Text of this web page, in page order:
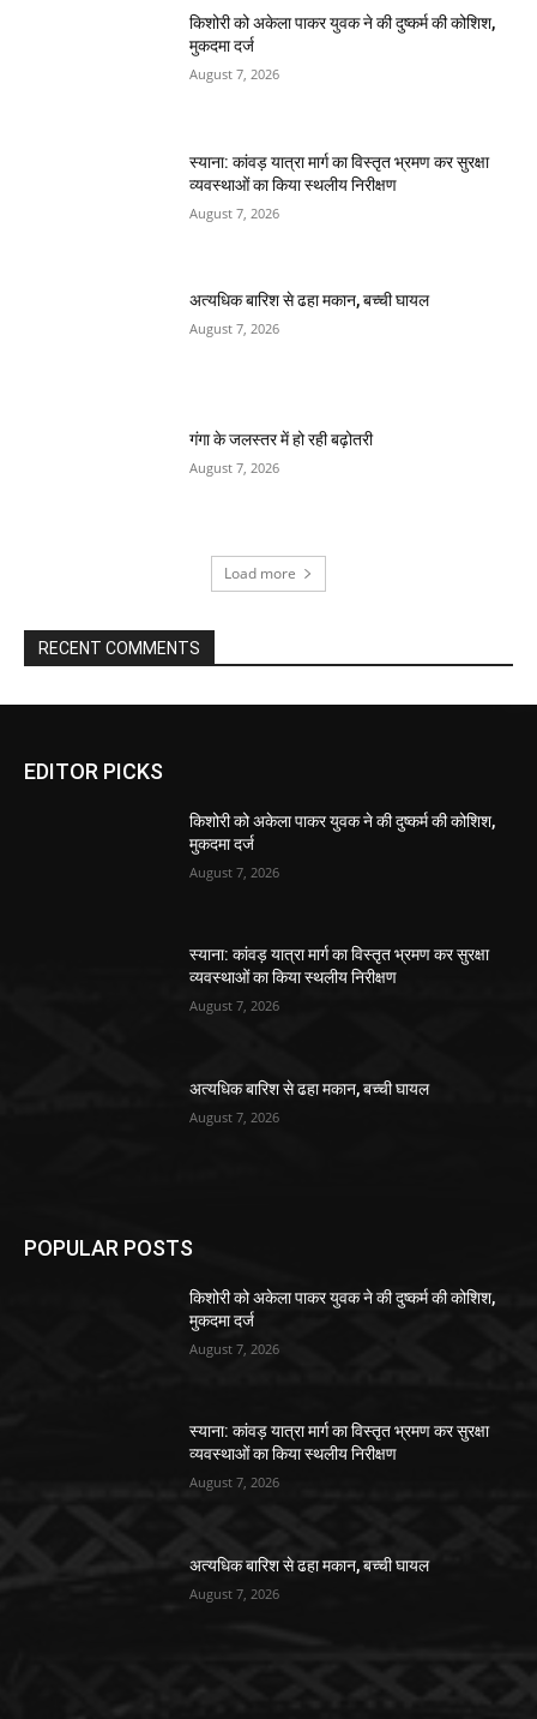
किशोरी को अकेला पाकर युवक ने की दुष्कर्म की कोशिश,
मुकदमा दर्ज
August 7, 2026
स्याना: कांवड़ यात्रा मार्ग का विस्तृत भ्रमण कर सुरक्षा
व्यवस्थाओं का किया स्थलीय निरीक्षण
August 7, 2026
अत्यधिक बारिश से ढहा मकान, बच्ची घायल
August 7, 2026
गंगा के जलस्तर में हो रही बढ़ोतरी
August 7, 2026
Load more
RECENT COMMENTS
EDITOR PICKS
किशोरी को अकेला पाकर युवक ने की दुष्कर्म की कोशिश,
मुकदमा दर्ज
August 7, 2026
स्याना: कांवड़ यात्रा मार्ग का विस्तृत भ्रमण कर सुरक्षा
व्यवस्थाओं का किया स्थलीय निरीक्षण
August 7, 2026
अत्यधिक बारिश से ढहा मकान, बच्ची घायल
August 7, 2026
POPULAR POSTS
किशोरी को अकेला पाकर युवक ने की दुष्कर्म की कोशिश,
मुकदमा दर्ज
August 7, 2026
स्याना: कांवड़ यात्रा मार्ग का विस्तृत भ्रमण कर सुरक्षा
व्यवस्थाओं का किया स्थलीय निरीक्षण
August 7, 2026
अत्यधिक बारिश से ढहा मकान, बच्ची घायल
August 7, 2026